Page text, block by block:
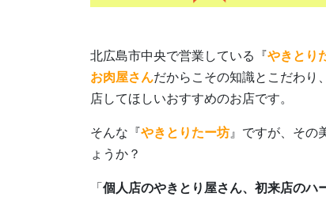
北広島市中央で営業している『やきとり
お肉屋さんだからこその知識とこだわり
店してほしいおすすめのお店です。
そんな『やきとりたー坊 』ですが、その
ょうか？
「 個人店のやきとり屋さん、初来店の